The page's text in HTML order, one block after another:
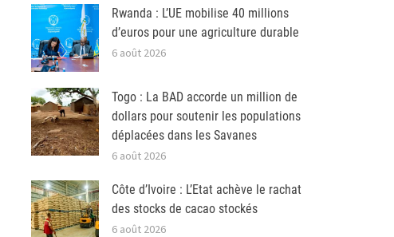
Rwanda : L’UE mobilise 40 millions
d’euros pour une agriculture durable
6 août 2026
Togo : La BAD accorde un million de
dollars pour soutenir les populations
déplacées dans les Savanes
6 août 2026
Côte d’Ivoire : L’Etat achève le rachat
des stocks de cacao stockés
6 août 2026